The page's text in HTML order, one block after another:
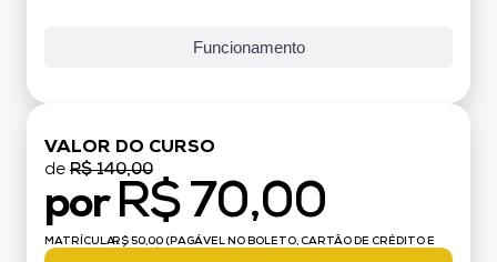
Funcionamento
VALOR DO CURSO
de R$ 140,00
por R$ 70,00
MATRÍCULA:R$ 50,00 (PAGÁVEL NO BOLETO, CARTÃO DE CRÉDITO E